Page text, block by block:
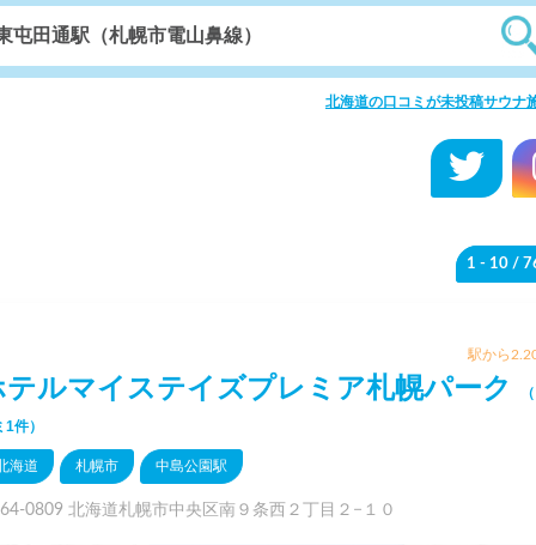
北海道の口コミが未投稿サウナ
1 - 10 /
駅から
テルマイステイズプレミア札幌パーク
件）
海道 札幌市 中島公園駅
0809 北海道札幌市中央区南９条西２丁目２−１０